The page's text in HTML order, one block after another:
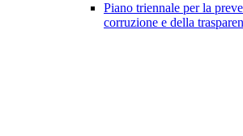
Piano triennale per la
corruzione e della